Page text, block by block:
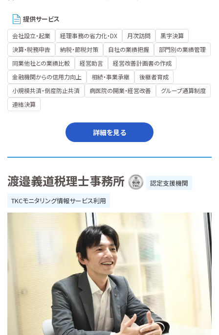
提供サービス
会社設立・起業 経理事務の省力化・DX 月次訪問
黒字決算
決算・税務申告
納税・節税対策 自社の業績把握
部門別の業績管理
同業他社との業績比較
経営助言
経営改善計画書の作成
金融機関からの信用力向上
相続・事業承継
後継者育成
小規模共済・倒産防止共済
病医院の開業・経営改善
グループ通算制度
連結決算
詳細を見る
渡邉義道税理士事務所
認定支援機関
TKCモニタリング情報サービス利用